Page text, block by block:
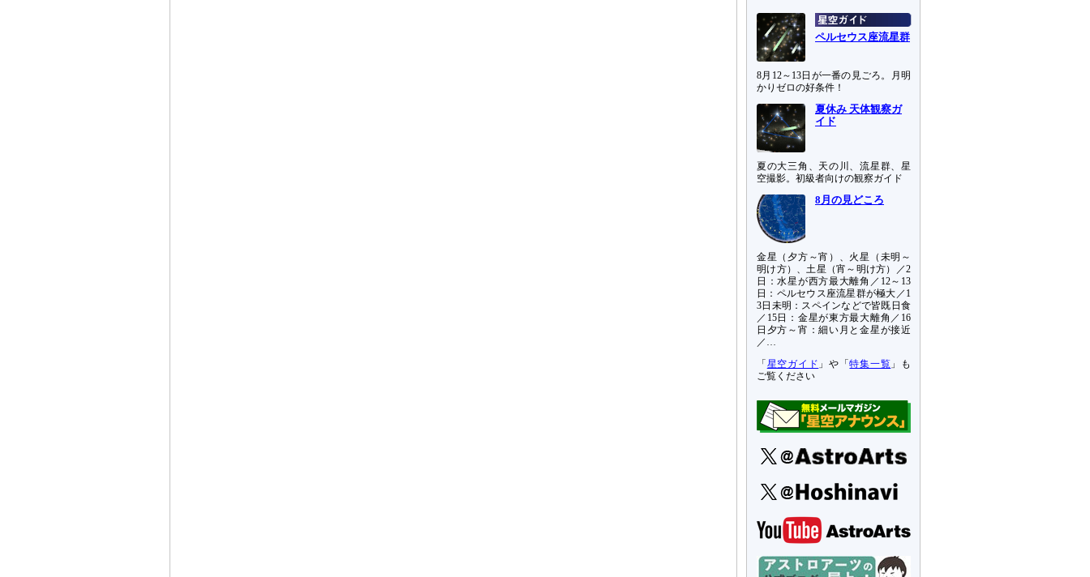
ペルセウス座流星群
8月12～13日が一番の見ごろ。月明
かりゼロの好条件！
夏休み 天体観察ガ
イド
夏の大三角、天の川、流星群、星
空撮影。初級者向けの観察ガイド
8月の見どころ
金星（夕方～宵）、火星（未明～
明け方）、土星（宵～明け方）／2
日：水星が西方最大離角／12～13
日：ペルセウス座流星群が極大／1
3日未明：スペインなどで皆既日食
／15日：金星が東方最大離角／16
日夕方～宵：細い月と金星が接近
／…
「 星空ガイド 」や「特集一覧 」も
ご覧ください